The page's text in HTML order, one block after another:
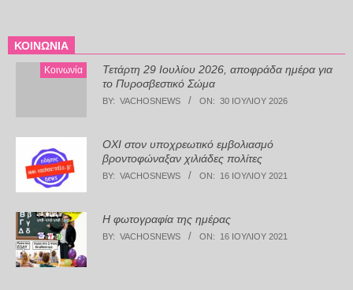
ΚΟΙΝΩΝΊΑ
Κοινωνία
Τετάρτη 29 Ιουλίου 2026, αποφράδα ημέρα για
το Πυροσβεστικό Σώμα
BY: VACHOSNEWS ON: 30 ΙΟΥΛΊΟΥ 2026
ΟΧΙ στον υποχρεωτικό εμβολιασμό
βροντοφώναξαν χιλιάδες πολίτες
BY: VACHOSNEWS ON: 16 ΙΟΥΛΊΟΥ 2021
Η φωτογραφία της ημέρας
BY: VACHOSNEWS ON: 16 ΙΟΥΛΊΟΥ 2021